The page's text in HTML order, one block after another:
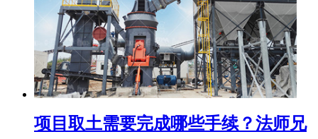
项目取土需要完成哪些手续？法师兄